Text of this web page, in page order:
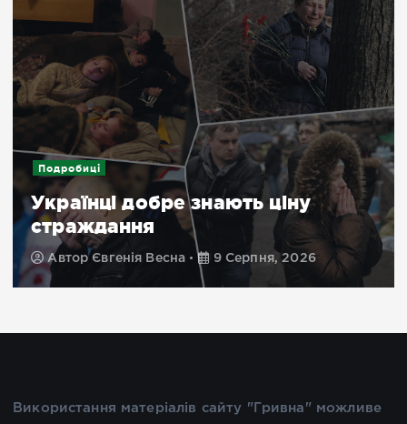
Подробиці
Українці добре знають ціну
страждання
Автор Євгенія Весна 9 Серпня, 2026
Використання матеріалів сайту "Гривна" можливе